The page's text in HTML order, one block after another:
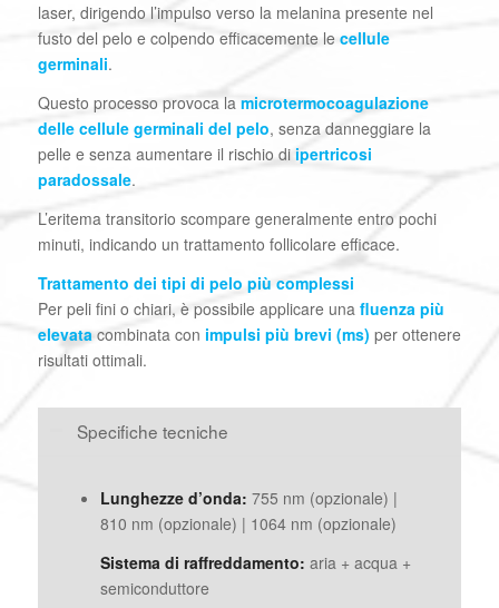
laser, dirigendo l’impulso verso la melanina presente nel
fusto del pelo e colpendo efficacemente le cellule
germinali.
Questo processo provoca la microtermocoagulazione
delle cellule germinali del pelo, senza danneggiare la
pelle e senza aumentare il rischio di ipertricosi
paradossale.
L’eritema transitorio scompare generalmente entro pochi
minuti, indicando un trattamento follicolare efficace.
Trattamento dei tipi di pelo più complessi
Per peli fini o chiari, è possibile applicare una fluenza più
elevatacombinata con impulsi più brevi (ms) per ottenere
risultati ottimali.
Specifiche tecniche
Lunghezze d’onda: 755 nm (opzionale) |
810 nm (opzionale) | 1064 nm (opzionale)
Sistema di raffreddamento: aria + acqua +
semiconduttore